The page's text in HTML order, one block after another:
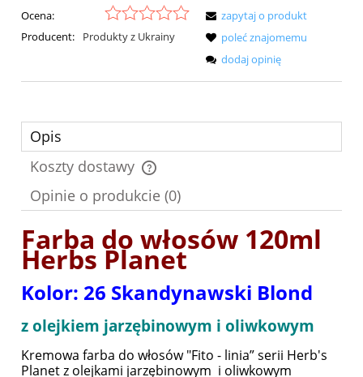
Ocena:
Producent:
Produkty z Ukrainy
zapytaj o produkt
poleć znajomemu
dodaj opinię
Opis
Koszty dostawy
Cena nie zawiera ewentualnych kosztów płatności
Opinie o produkcie (0)
Farba do włosów 120ml
Herbs Planet
Kolor: 26 Skandynawski Blond
z olejkiem jarzębinowym i oliwkowym
Kremowa farba do włosów "Fito - linia” serii Herb's
Planet z olejkami jarzębinowym i oliwkowym